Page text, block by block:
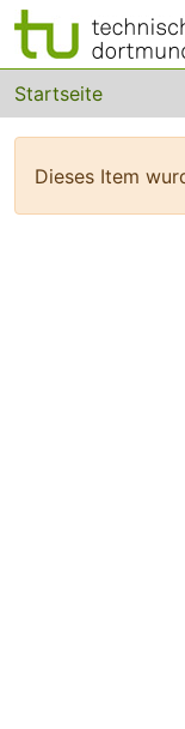
Bereiche &
Das gesamte
FAQ
Startseite
Dieses Item